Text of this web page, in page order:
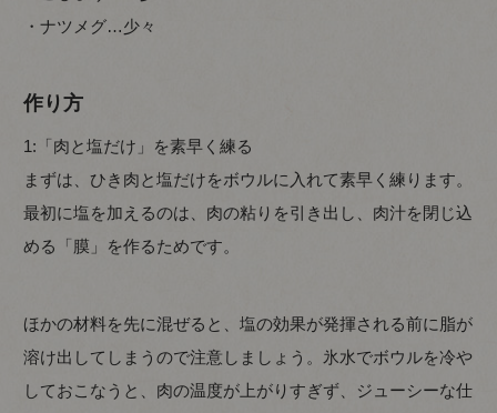
・ナツメグ…少々
作り方
1:「肉と塩だけ」を素早く練る
まずは、ひき肉と塩だけをボウルに入れて素早く練ります。
最初に塩を加えるのは、肉の粘りを引き出し、肉汁を閉じ込
める「膜」を作るためです。
ほかの材料を先に混ぜると、塩の効果が発揮される前に脂が
溶け出してしまうので注意しましょう。氷水でボウルを冷や
しておこなうと、肉の温度が上がりすぎず、ジューシーな仕